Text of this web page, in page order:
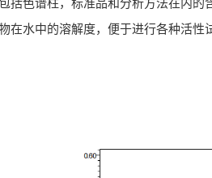
括色谱柱，标准品和分析方法在内的
水中的溶解度，便于进行各种活性